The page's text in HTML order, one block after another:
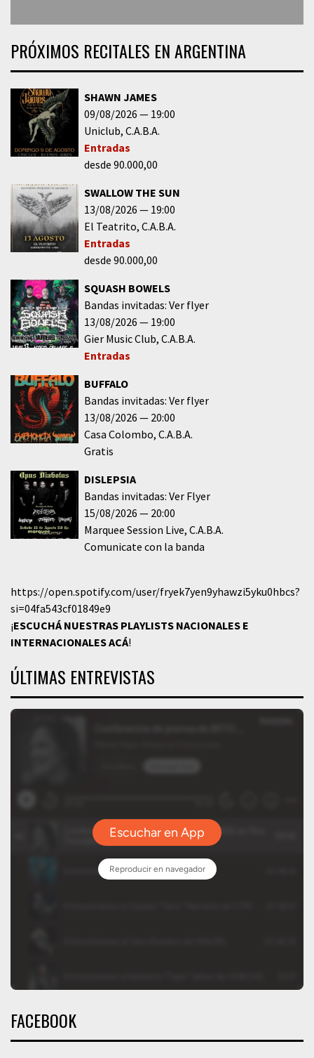
PRÓXIMOS RECITALES EN ARGENTINA
SHAWN JAMES
09/08/2026
19:00
Uniclub C.A.B.A.
Entradas
desde 90.000,00
SWALLOW THE SUN
13/08/2026
19:00
El Teatrito C.A.B.A.
Entradas
desde 90.000,00
SQUASH BOWELS
Bandas invitadas: Ver flyer
13/08/2026
19:00
Gier Music Club C.A.B.A.
Entradas
BUFFALO
Bandas invitadas: Ver flyer
13/08/2026
20:00
Casa Colombo C.A.B.A.
Gratis
DISLEPSIA
Bandas invitadas: Ver Flyer
15/08/2026
20:00
Marquee Session Live C.A.B.A.
Comunicate con la banda
https://open.spotify.com/user/fryek7yen9yhawzi5yku0hbcs?
si=04fa543cf01849e9
¡ESCUCHÁ NUESTRAS PLAYLISTS NACIONALES E
INTERNACIONALESACÁ!
ÚLTIMAS ENTREVISTAS
FACEBOOK